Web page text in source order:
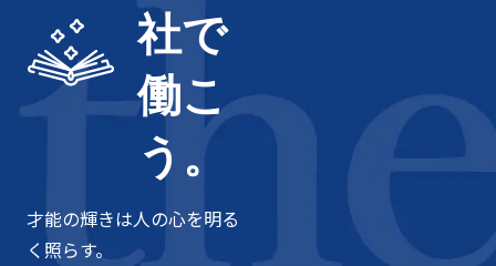
社で
働こ
う。
才能の輝きは人の心を明る
く照らす。